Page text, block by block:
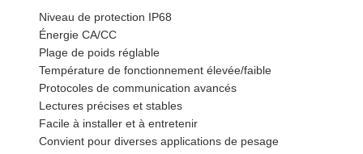
Niveau de protection IP68
Énergie CA/CC
Plage de poids réglable
Température de fonctionnement élevée/faible
Protocoles de communication avancés
Lectures précises et stables
Facile à installer et à entretenir
Convient pour diverses applications de pesage